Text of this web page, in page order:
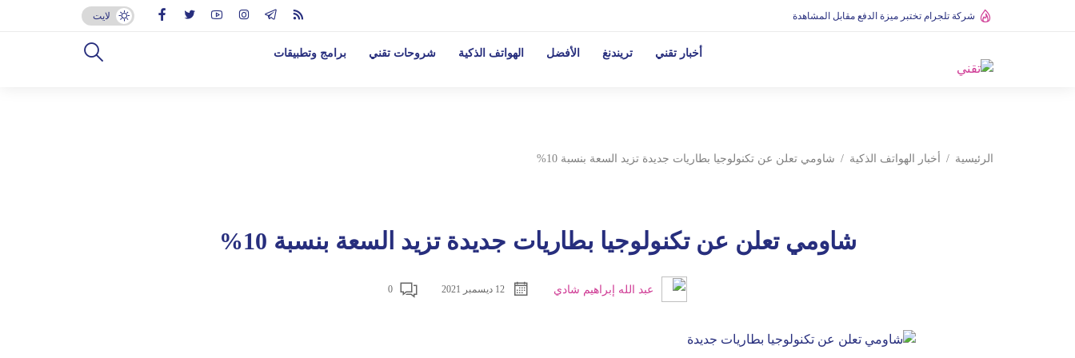
شركة تلجرام تختبر ميزة الدفع مقابل المشاهدة لايت
أخبار تقني تريندنغ الأفضل الهواتف الذكية شروحات تقني برامج وتطبيقات
الرئيسية أخبار الهواتف الذكية شاومي تعلن عن تكنولوجيا بطاريات جديدة تزيد السعة بنسبة 10%
شاومي تعلن عن تكنولوجيا بطاريات جديدة تزيد السعة بنسبة 10%
عبد الله إبراهيم شادي 12 ديسمبر 2021 0